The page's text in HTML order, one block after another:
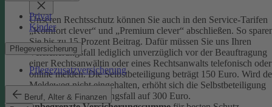
Privat
Kinder
Pflegeversicherung
Pflegezusatzversicherung
Beruf, Alter & Finanzen
Unseren Rechtsschutz können Sie auch in den Service-Tarifen
„Komfort clever“ und „Premium clever“ abschließen. So
Sie bis zu 15 Prozent Beitrag. Dafür müssen Sie uns Ihren
Versicherungsfall lediglich unverzüglich vor der Beauftragung
einer Rechtsanwältin oder eines Rechtsanwalts telefonisch oder
online melden. Die Selbstbeteiligung beträgt 150 Euro. Wird
Meldeweg nicht eingehalten, erhöht sich die Selbstbeteiligung
für diesen Versicherungsfall auf 300 Euro.